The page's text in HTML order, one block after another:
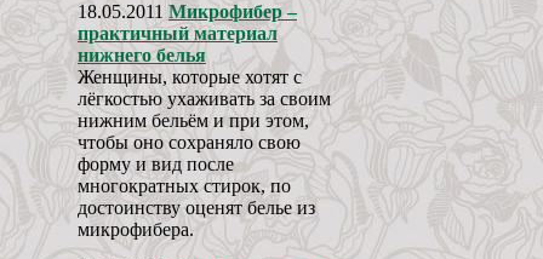
18.05.2011 Микрофибер –
практичный материал
нижнего белья
Женщины, которые хотят с
лёгкостью ухаживать за своим
нижним бельём и при этом,
чтобы оно сохраняло свою
форму и вид после
многократных стирок, по
достоинству оценят белье из
микрофибера.